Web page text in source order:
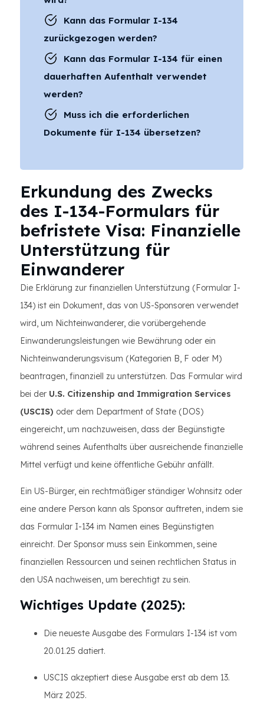
Kann das Formular I-134
zurückgezogen werden?
Kann das Formular I-134 für einen
dauerhaften Aufenthalt verwendet
werden?
Muss ich die erforderlichen
Dokumente für I-134 übersetzen?
Erkundung des Zwecks
des I-134-Formulars für
befristete Visa: Finanzielle
Unterstützung für
Einwanderer
Die Erklärung zur finanziellen Unterstützung (Formular I-
134) ist ein Dokument, das von US-Sponsoren verwendet
wird, um Nichteinwanderer, die vorübergehende
Einwanderungsleistungen wie Bewährung oder ein
Nichteinwanderungsvisum (Kategorien B, F oder M)
beantragen, finanziell zu unterstützen. Das Formular wird
bei der U.S. Citizenship and Immigration Services
(USCIS) oder dem Department of State (DOS)
eingereicht, um nachzuweisen, dass der Begünstigte
während seines Aufenthalts über ausreichende finanzielle
Mittel verfügt und keine öffentliche Gebühr anfällt.
Ein US-Bürger, ein rechtmäßiger ständiger Wohnsitz oder
eine andere Person kann als Sponsor auftreten, indem sie
das Formular I-134 im Namen eines Begünstigten
einreicht. Der Sponsor muss sein Einkommen, seine
finanziellen Ressourcen und seinen rechtlichen Status in
den USA nachweisen, um berechtigt zu sein.
Wichtiges Update (2025):
Die neueste Ausgabe des Formulars I-134 ist vom
20.01.25 datiert.
USCIS akzeptiert diese Ausgabe erst ab dem 13.
März 2025.